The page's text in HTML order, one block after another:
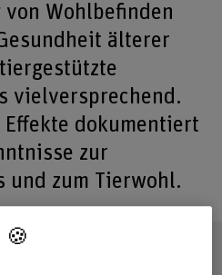
von Wohlbefinden
älterer
vielversprechend.
dokumentiert
zur
und zum Tierwohl.
🍪